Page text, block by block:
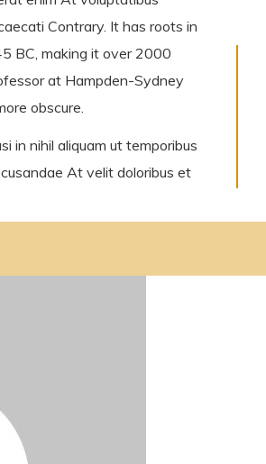
Contrary. It has roots in
BC, making it over 2000
at Hampden-Sydney
obscure.
in nihil aliquam ut temporibus
At velit doloribus et